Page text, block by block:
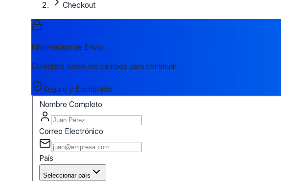
Checkout
Informacion de Envio
Complete todos los campos para continuar
Seguro y Encriptado
Nombre Completo
Correo Electrónico
País
Seleccionar país